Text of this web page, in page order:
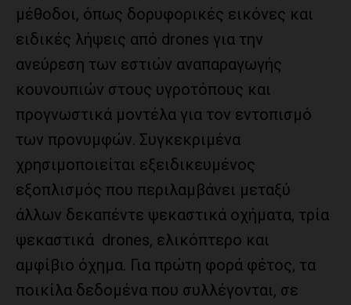
μέθοδοι, όπως δορυφορικές εικόνες και
ειδικές λήψεις από drones για την
ανεύρεση των εστιών αναπαραγωγής
κουνουπιών στους υγροτόπους και
προγνωστικά μοντέλα για τον εντοπισμό
των προνυμφών. Συγκεκριμένα
χρησιμοποιείται εξειδικευμένος
εξοπλισμός που περιλαμβάνει μεταξύ
άλλων δεκαπέντε ψεκαστικά οχήματα, τρία
ψεκαστικά drones, ελικόπτερο και
αμφίβιο όχημα. Για πρώτη φορά φέτος, τα
ποικίλα δεδομένα που συλλέγονται, σε